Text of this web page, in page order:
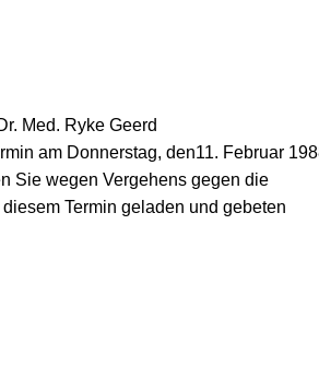
Med. Ryke Geerd
am Donnerstag, den11. Februar
Sie wegen Vergehens gegen die
Termin geladen und gebeten